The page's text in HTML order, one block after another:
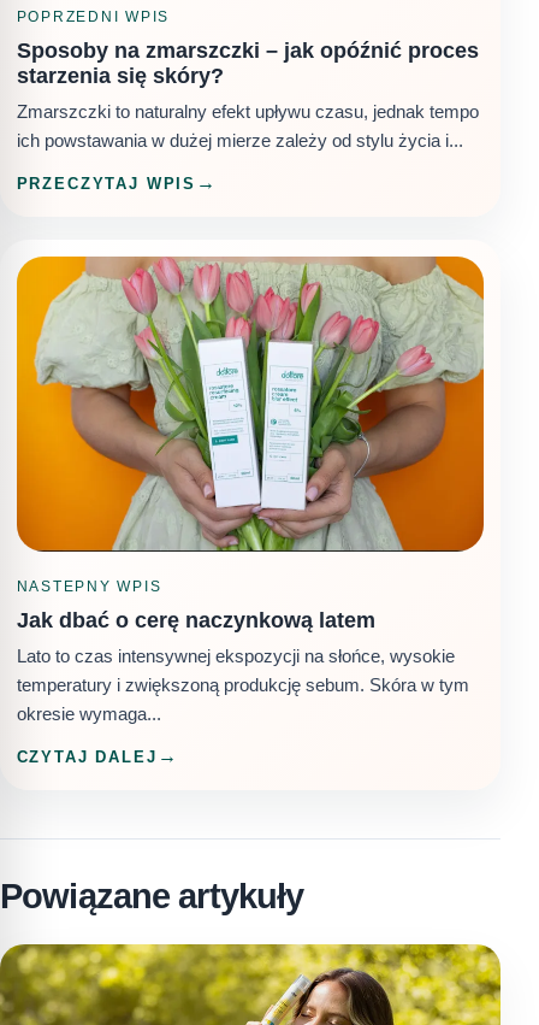
POPRZEDNI WPIS
Sposoby na zmarszczki – jak opóźnić proces
starzenia się skóry?
Zmarszczki to naturalny efekt upływu czasu, jednak tempo
ich powstawania w dużej mierze zależy od stylu życia i...
PRZECZYTAJ WPIS
NASTEPNY WPIS
Jak dbać o cerę naczynkową latem
Lato to czas intensywnej ekspozycji na słońce, wysokie
temperatury i zwiększoną produkcję sebum. Skóra w tym
okresie wymaga...
CZYTAJ DALEJ
Powiązane artykuły